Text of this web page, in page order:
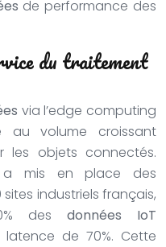
de performance des
du traitement
via l’edge computing
au volume croissant
les objets connectés.
a mis en place des
industriels français,
des données
IoT
de 70%. Cette